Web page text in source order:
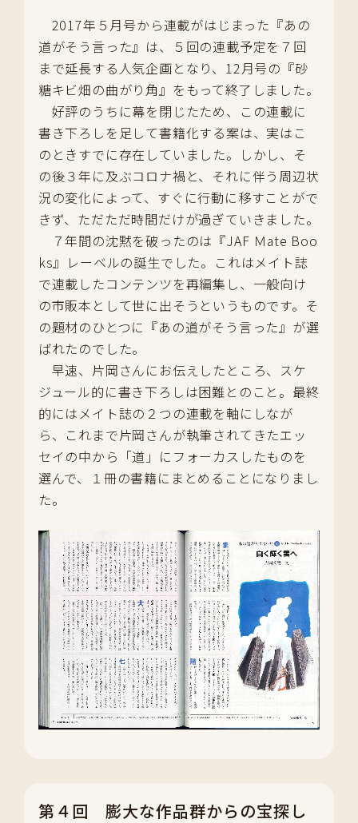
2017年５月号から連載がはじまった『あの
道がそう言った』は、５回の連載予定を７回
まで延長する人気企画となり、12月号の『砂
糖キビ畑の曲がり角』をもって終了しました。
好評のうちに幕を閉じたため、この連載に
書き下ろしを足して書籍化する案は、実はこ
のときすでに存在していました。しかし、そ
の後３年に及ぶコロナ禍と、それに伴う周辺状
況の変化によって、すぐに行動に移すことがで
きず、ただただ時間だけが過ぎていきました。
７年間の沈黙を破ったのは『JAF Ｍate Boo
ks』レーベルの誕生でした。これはメイト誌
で連載したコンテンツを再編集し、一般向け
の市販本として世に出そうというものです。そ
の題材のひとつに『あの道がそう言った』が選
ばれたのでした。
早速、片岡さんにお伝えしたところ、スケ
ジュール的に書き下ろしは困難とのこと。最終
的にはメイト誌の２つの連載を軸にしなが
ら、これまで片岡さんが執筆されてきたエッ
セイの中から「道」にフォーカスしたものを
選んで、１冊の書籍にまとめることになりまし
た。
第４回 膨大な作品群からの宝探し